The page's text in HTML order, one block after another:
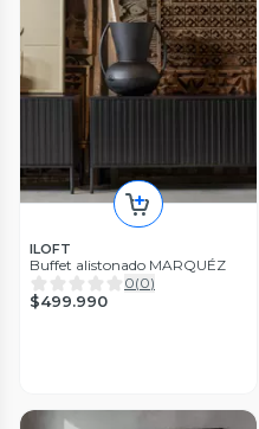
ILOFT
Buffet alistonado MARQUÉZ
0(0)
$499.990